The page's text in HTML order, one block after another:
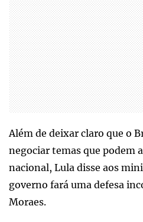
Além de deixar claro que o
negociar temas que podem
nacional, Lula disse aos
governo fará uma defesa
Moraes.